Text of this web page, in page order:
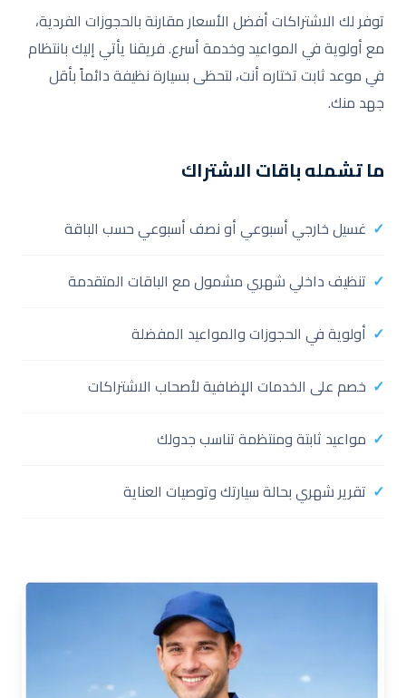
توفر لك الاشتراكات أفضل الأسعار مقارنة بالحجوزات الفردية،
مع أولوية في المواعيد وخدمة أسرع. فريقنا يأتي إليك بانتظام
في موعد ثابت تختاره أنت، لتحظى بسيارة نظيفة دائماً بأقل
جهد منك.
ما تشمله باقات الاشتراك
غسيل خارجي أسبوعي أو نصف أسبوعي حسب الباقة
تنظيف داخلي شهري مشمول مع الباقات المتقدمة
أولوية في الحجوزات والمواعيد المفضلة
خصم على الخدمات الإضافية لأصحاب الاشتراكات
مواعيد ثابتة ومنتظمة تناسب جدولك
تقرير شهري بحالة سيارتك وتوصيات العناية